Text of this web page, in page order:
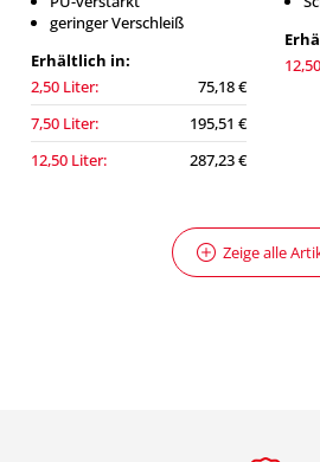
geringer Verschleiß
Erhältlich in:
2,50 Liter:
75,18 €
7,50 Liter:
195,51 €
12,50 Liter:
287,23 €
Zeige alle